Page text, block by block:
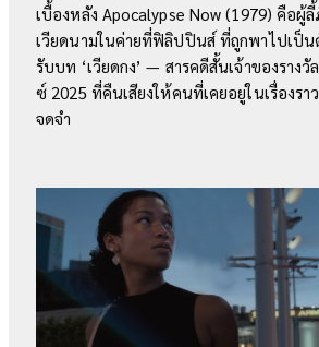
เบื้องหลัง Apocalypse Now (1979) คือผู้
เวียดนามในค่ายที่ฟิลิปปินส์ ที่ถูกพาไปเป็
รับบท ‘เวียดกง’ — สารคดีสั้นเจ้าของราง
ซ์ 2025 ที่คืนเสียงให้คนที่เคยอยู่ในเรื่องรา
จดจำ